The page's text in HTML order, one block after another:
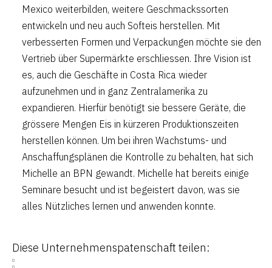
Mexico weiterbilden, weitere Geschmackssorten
entwickeln und neu auch Softeis herstellen. Mit
verbesserten Formen und Verpackungen möchte sie den
Vertrieb über Supermärkte erschliessen. Ihre Vision ist
es, auch die Geschäfte in Costa Rica wieder
aufzunehmen und in ganz Zentralamerika zu
expandieren. Hierfür benötigt sie bessere Geräte, die
grössere Mengen Eis in kürzeren Produktionszeiten
herstellen können. Um bei ihren Wachstums- und
Anschaffungsplänen die Kontrolle zu behalten, hat sich
Michelle an BPN gewandt. Michelle hat bereits einige
Seminare besucht und ist begeistert davon, was sie
alles Nützliches lernen und anwenden konnte.
Diese Unternehmenspatenschaft teilen: